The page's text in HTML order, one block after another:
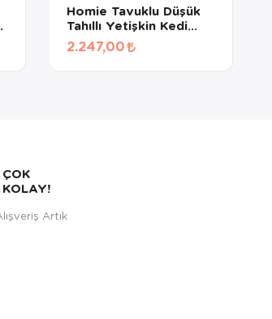
Homie Tavuklu Düşük
Tahıllı Yetişkin Kedi
Maması 12 Kg
2.247,00
ÇOK
KOLAY!
Artık